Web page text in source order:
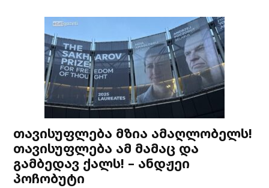
თავისუფლება მზია ამაღლობელს!
თავისუფლება ამ მამაც და
გამბედავ ქალს! – ანდჟეი
პოჩობუტი